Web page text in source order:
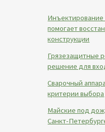
помогает
конструкции
Грязезащитные
решение для
Сварочный
критерии выбора
Майские под
Санкт-